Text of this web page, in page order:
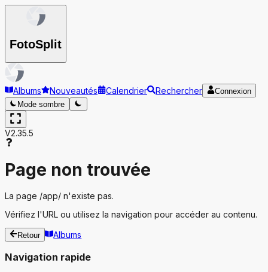
FotoSplit
Albums Nouveautés Calendrier Rechercher
Connexion
Mode sombre
V2.35.5
Page non trouvée
La page /app/ n'existe pas.
Vérifiez l'URL ou utilisez la navigation pour accéder au contenu.
Retour Albums
Navigation rapide